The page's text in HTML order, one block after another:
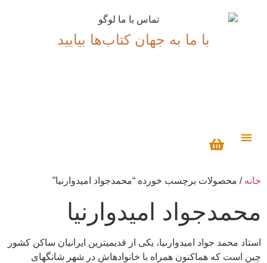
با ما به جهان کتاب‌ها بیایید
خانه / محصولات برچسب خورده “محمدجواد امیدوارنیا”
محمدجواد امیدوارنیا
استاد محمد جواد امیدوارنیا، یکی از قدیمیترین ایرانیان ساکن کشور
چین است که ھماکنون ھمراه با خانوادهاش در شھر شانگھای